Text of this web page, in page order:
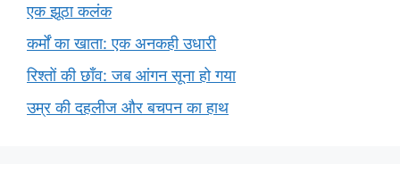
एक झूठा कलंक
कर्मों का खाता: एक अनकही उधारी
रिश्तों की छाँव: जब आंगन सूना हो गया
उम्र की दहलीज और बचपन का हाथ